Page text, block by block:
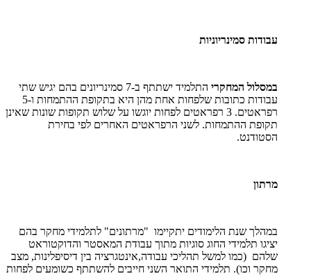
עבודות סמינריוניות
במסלול המחקרי
התלמיד ישתתף ב-7 סמינריונים בהם יגיש שתי
עבודות כתובות שלפחות אחת מהן היא בתקופת ההתמחות ו-5
רפראטים. 3 רפראטים לפחות יוגשו על שלוש תקופות שונות שאינן
תקופת ההתמחות. לשני הרפראטים האחרים לפי בחירת
הסטודנט.
מרתון
במהלך שנת הלימודים יתקיימו "מרתונים" לתלמידי מחקר בהם
יציגו תלמידי החוג סוגיות מתוך עבודת המאסטר והדוקטוראט
שלהם (כמו למשל תהליכי עבודה,אינטגרציה בין דיסיפלינות, מצב
מחקר וכו). תלמידי התואר השני חייבים להשתתף כשומעים לפחות